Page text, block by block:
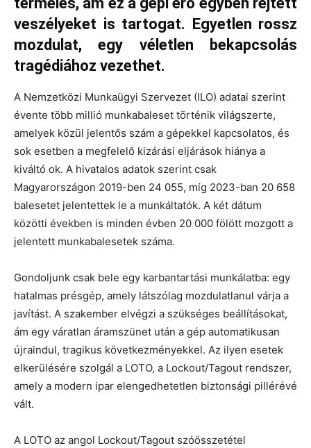
veszélyeket is tartogat. Egyetlen rossz
mozdulat, egy véletlen bekapcsolás
tragédiához vezethet.
A Nemzetközi Munkaügyi Szervezet (ILO) adatai szerint
évente több millió munkabaleset történik világszerte,
amelyek közül jelentős szám a gépekkel kapcsolatos, és
sok esetben a megfelelő kizárási eljárások hiánya a
kiváltó ok. A hivatalos adatok szerint csak
Magyarországon 2019-ben 24 055, míg 2023-ban 20 658
balesetet jelentettek le a munkáltatók. A két dátum
közötti években is minden évben 20 000 fölött mozgott a
jelentett munkabalesetek száma.
Gondoljunk csak bele egy karbantartási munkálatba: egy
hatalmas présgép, amely látszólag mozdulatlanul várja a
javítást. A szakember elvégzi a szükséges beállításokat,
ám egy váratlan áramszünet után a gép automatikusan
újraindul, tragikus következményekkel. Az ilyen esetek
elkerülésére szolgál a LOTO, a Lockout/Tagout rendszer,
amely a modern ipar elengedhetetlen biztonsági pillérévé
vált.
A LOTO az angol Lockout/Tagout szóösszetétel